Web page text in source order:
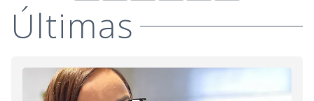
Últimas